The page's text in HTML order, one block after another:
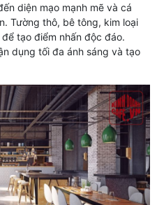
diện mạo mạnh mẽ và cá
Tường thô, bê tông, kim loại
tạo điểm nhấn độc đáo.
dụng tối đa ánh sáng và tạo